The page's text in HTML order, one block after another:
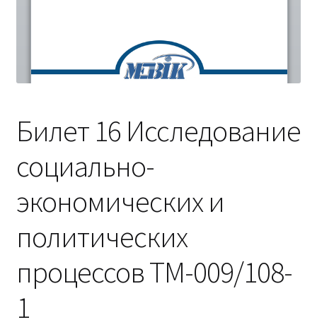
38.04.04 Государственное и муниципальное
управление 2,5 года (Магистратура)
Билет 16 Исследование
социально-
экономических и
политических
процессов ТМ-009/108-
1